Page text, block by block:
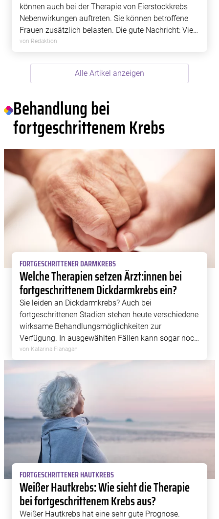
können auch bei der Therapie von Eierstockkrebs
Nebenwirkungen auftreten. Sie können betroffene
Frauen zusätzlich belasten. Die gute Nachricht: Viele
Therapie-Beschwerden lassen sich wirksam lindern
von Redaktion
Alle Artikel anzeigen
Behandlung bei
fortgeschrittenem Krebs
FORTGESCHRITTENER DARMKREBS
Welche Therapien setzen Ärzt:innen bei
fortgeschrittenem Dickdarmkrebs ein?
Sie leiden an Dickdarmkrebs? Auch bei
fortgeschrittenen Stadien stehen heute verschiedene
wirksame Behandlungsmöglichkeiten zur
Verfügung. In ausgewählten Fällen kann sogar noch
eine Heilung erreicht werden, etwa wenn Metastasen
vollständig entfernt werden können. Ist dies nicht
möglich, […]
von Katarina Flanagan
FORTGESCHRITTENER HAUTKREBS
Weißer Hautkrebs: Wie sieht die Therapie
bei fortgeschrittenem Krebs aus?
Weißer Hautkrebs hat eine sehr gute Prognose.